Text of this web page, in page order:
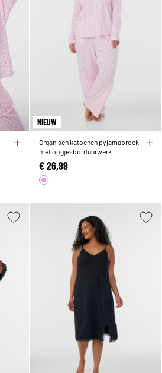
NIEUW
Organisch katoenen pyjamabroek
met oogjesborduurwerk
€ 26,99